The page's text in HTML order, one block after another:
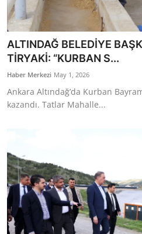
ALTINDAĞ BELEDİYE
TİRYAKİ: “KURBAN S...
Haber Merkezi May 1, 2026
Ankara Altındağ’da Kurban
kazandı. Tatlar Mahalle...